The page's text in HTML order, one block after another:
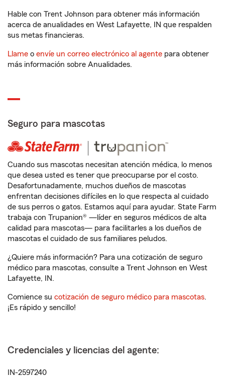
Hable con Trent Johnson para obtener más información
acerca de anualidades en West Lafayette, IN que respalden
sus metas financieras.
Llame o envíe un correo electrónico al agente para obtener
más información sobre Anualidades.
Seguro para mascotas
Cuando sus mascotas necesitan atención médica, lo menos
que desea usted es tener que preocuparse por el costo.
Desafortunadamente, muchos dueños de mascotas
enfrentan decisiones difíciles en lo que respecta al cuidado
de sus perros o gatos. Estamos aquí para ayudar. State Farm
trabaja con Trupanion® —líder en seguros médicos de alta
calidad para mascotas— para facilitarles a los dueños de
mascotas el cuidado de sus familiares peludos.
¿Quiere más información? Para una cotización de seguro
médico para mascotas, consulte a Trent Johnson en West
Lafayette, IN.
Comience su cotización de seguro médico para mascotas.
¡Es rápido y sencillo!
Credenciales y licencias del agente:
IN-2597240